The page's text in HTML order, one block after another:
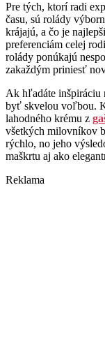
Pre tých, ktorí radi
času, sú rolády
krájajú, a čo je
preferenciám celej
rolády ponúkajú
zakaždým priniesť
Ak hľadáte inšpiráciu
byť skvelou voľbou.
lahodného krému z
všetkých milovníkov
rýchlo, no jeho
maškrtu aj ako
Reklama